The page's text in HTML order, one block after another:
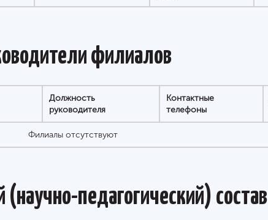
филиалов
Должность
руководителя
Контактные
телефоны
Филиалы отсутствуют
(научно-педагогический) состав